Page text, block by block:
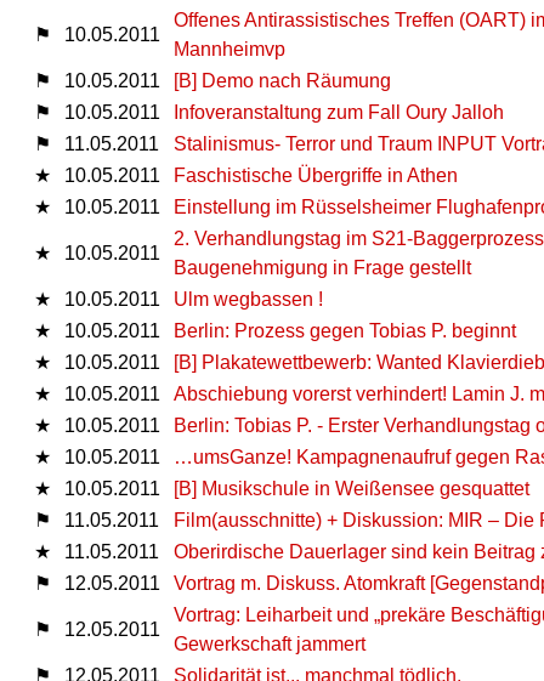
⚑ 10.05.2011
Offenes Antirassistisches Treffen (OART)
Mannheimvp
⚑
10.05.2011
[B] Demo nach Räumung
⚑
10.05.2011
Infoveranstaltung zum Fall Oury Jalloh
⚑
11.05.2011
Stalinismus- Terror und Traum INPUT
★
10.05.2011
Faschistische Übergriffe in Athen
★
10.05.2011 Einstellung im Rüsselsheimer
★ 10.05.2011
2. Verhandlungstag im S21-
Baugenehmigung in Frage gestellt
★
10.05.2011
Ulm wegbassen !
★
10.05.2011
Berlin: Prozess gegen Tobias P. beginnt
★
10.05.2011
[B] Plakatewettbewerb: Wanted
★
10.05.2011
Abschiebung vorerst verhindert! Lamin J.
★
10.05.2011
Berlin: Tobias P. - Erster Verhandlungstag
★
10.05.2011
…umsGanze! Kampagnenaufruf gegen
★
10.05.2011
[B] Musikschule in Weißensee gesquattet
⚑
11.05.2011
Film(ausschnitte) + Diskussion: MIR –
★
11.05.2011
Oberirdische Dauerlager sind kein Beitrag
⚑
12.05.2011 Vortrag m. Diskuss. Atomkraft
⚑ 12.05.2011
Vortrag: Leiharbeit und „prekäre
Gewerkschaft jammert
⚑
12.05.2011 Solidarität ist... manchmal tödlich.